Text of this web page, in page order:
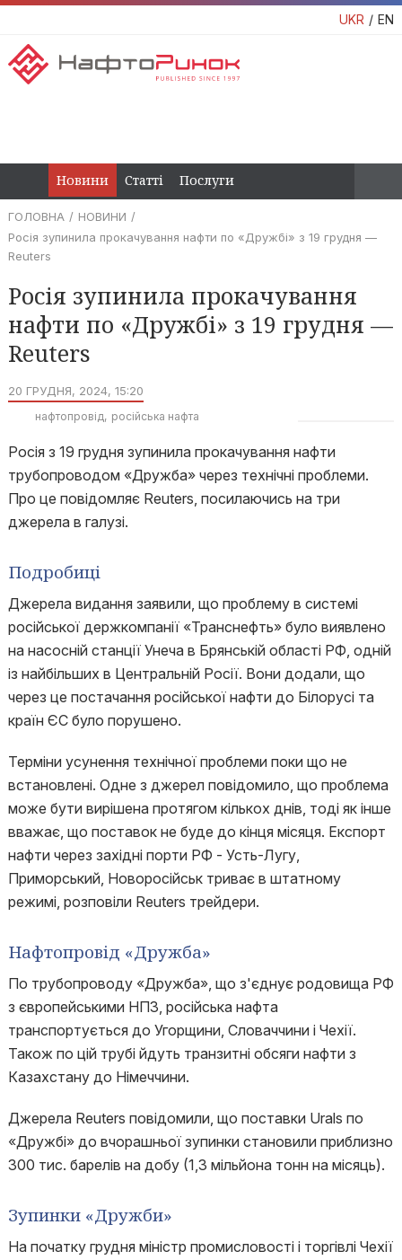
UKR EN
Новини Статті Послуги
ГОЛОВНА
НОВИНИ
Росія зупинила прокачування нафти по «Дружбі» з 19 грудня —
Reuters
Росія зупинила прокачування
нафти по «Дружбі» з 19 грудня —
Reuters
20 ГРУДНЯ, 2024, 15:20
нафтопровід російська нафта
Росія з 19 грудня зупинила прокачування нафти
трубопроводом «Дружба» через технічні проблеми.
Про це повідомляє Reuters, посилаючись на три
джерела в галузі.
Подробиці
Джерела видання заявили, що проблему в системі
російської держкомпанії «Транснефть» було виявлено
на насосній станції Унеча в Брянській області РФ, одній
із найбільших в Центральній Росії. Вони додали, що
через це постачання російської нафти до Білорусі та
країн ЄС було порушено.
Терміни усунення технічної проблеми поки що не
встановлені. Одне з джерел повідомило, що проблема
може бути вирішена протягом кількох днів, тоді як інше
вважає, що поставок не буде до кінця місяця. Експорт
нафти через західні порти РФ - Усть-Лугу,
Приморський, Новоросійськ триває в штатному
режимі, розповіли Reuters трейдери.
Нафтопровід «Дружба»
По трубопроводу «Дружба», що з'єднує родовища РФ
з європейськими НПЗ, російська нафта
транспортується до Угорщини, Словаччини і Чехії.
Також по цій трубі йдуть транзитні обсяги нафти з
Казахстану до Німеччини.
Джерела Reuters повідомили, що поставки Urals по
«Дружбі» до вчорашньої зупинки становили приблизно
300 тис. барелів на добу (1,3 мільйона тонн на місяць).
Зупинки «Дружби»
На початку грудня міністр промисловості і торгівлі Чехії